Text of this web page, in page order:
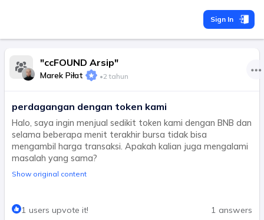
Sign In
"ccFOUND Arsip"
Marek Piłat •2 tahun
perdagangan dengan token kami
Halo, saya ingin menjual sedikit token kami dengan BNB dan
selama beberapa menit terakhir bursa tidak bisa
mengambil harga transaksi. Apakah kalian juga mengalami
masalah yang sama?
Show original content
1 users upvote it! 1 answers